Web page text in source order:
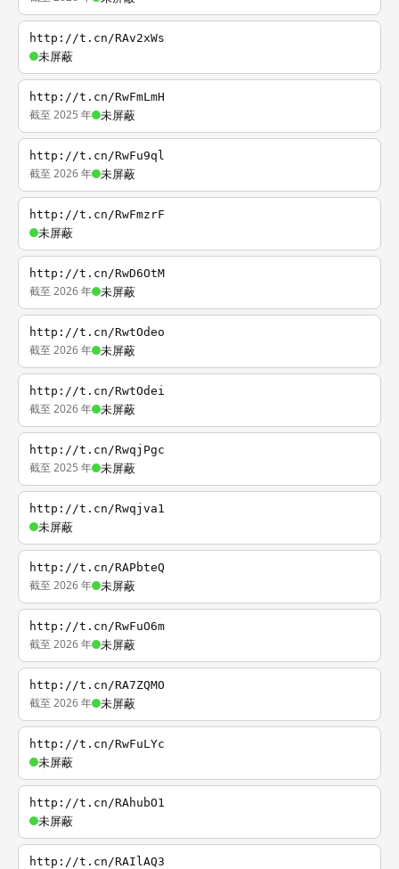
http://t.cn/RAv2xWs
未屏蔽
http://t.cn/RwFmLmH
截至 2025 年 未屏蔽
http://t.cn/RwFu9ql
截至 2026 年 未屏蔽
http://t.cn/RwFmzrF
未屏蔽
http://t.cn/RwD6OtM
截至 2026 年 未屏蔽
http://t.cn/RwtOdeo
截至 2026 年 未屏蔽
http://t.cn/RwtOdei
截至 2026 年 未屏蔽
http://t.cn/RwqjPgc
截至 2025 年 未屏蔽
http://t.cn/Rwqjva1
未屏蔽
http://t.cn/RAPbteQ
截至 2026 年 未屏蔽
http://t.cn/RwFuO6m
截至 2026 年 未屏蔽
http://t.cn/RA7ZQMO
截至 2026 年 未屏蔽
http://t.cn/RwFuLYc
未屏蔽
http://t.cn/RAhubO1
未屏蔽
http://t.cn/RAIlAQ3